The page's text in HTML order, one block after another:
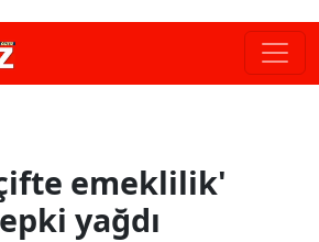
emeklilik'
yağdı